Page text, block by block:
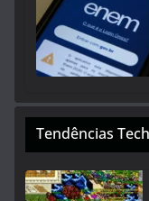
Tendências Tech